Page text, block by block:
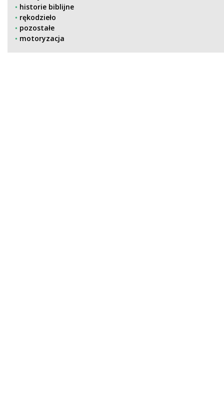
historie biblijne
rękodzieło
pozostałe
motoryzacja